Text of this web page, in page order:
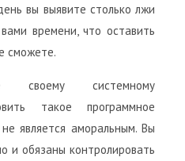
вы выявите столько лжи
времени, что оставить
сможете.
своему системному
такое программное
является аморальным. Вы
и обязаны контролировать